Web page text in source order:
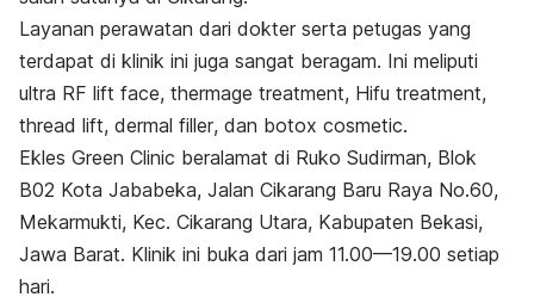
Layanan perawatan dari dokter serta petugas yang
terdapat di klinik ini juga sangat beragam. Ini meliputi
ultra RF lift face, thermage treatment, Hifu treatment,
thread lift, dermal filler, dan botox cosmetic.
Ekles Green Clinic beralamat di Ruko Sudirman, Blok
B02 Kota Jababeka, Jalan Cikarang Baru Raya No.60,
Mekarmukti, Kec. Cikarang Utara, Kabupaten Bekasi,
Jawa Barat. Klinik ini buka dari jam 11.00—19.00 setiap
hari.